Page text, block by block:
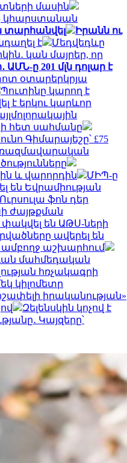
մասին
կհարստանան
տարհանվել
Իրանն ու
է
Մեդվեդևը
կան մայրեր, որ
ԱՄՆ-ը 201 մլն դոլար է
օտարերկրյա
Պուտինը կարող է
է երկու կարևոր
հետ սահմանը
Գիմարայեշը՝ £75
և վարորդին
ՄԻՊ-ը
են Եվրամիության
ֆոն դեր
ժայթքման
փակվել են ԱԹՍ-ների
ավերել են
ամբողջ աշխարհում
մահմեդական
հռչակագրի
կիլոմետր
իրականության»
Զելենսկին կոչով է
Կայզերը՝